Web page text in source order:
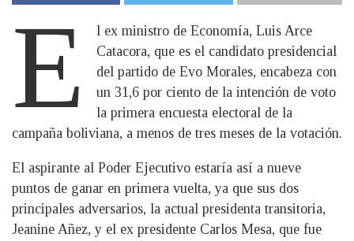
E
l ex ministro de Economía, Luis Arce
Catacora, que es el candidato presidencial
del partido de Evo Morales, encabeza con
un 31,6 por ciento de la intención de voto
la primera encuesta electoral de la
campaña boliviana, a menos de tres meses de la votación.
El aspirante al Poder Ejecutivo estaría así a nueve
puntos de ganar en primera vuelta, ya que sus dos
principales adversarios, la actual presidenta transitoria,
Jeanine Añez, y el ex presidente Carlos Mesa, que fue